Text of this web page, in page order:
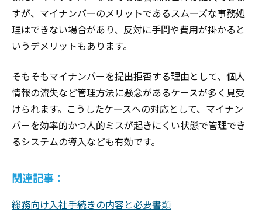
すが、マイナンバーのメリットであるスムーズな事務処
理はできない場合があり、反対に手間や費用が掛かると
いうデメリットもあります。
そもそもマイナンバーを提出拒否する理由として、個人
情報の流失など管理方法に懸念があるケースが多く見受
けられます。こうしたケースへの対応として、マイナン
バーを効率的かつ人的ミスが起きにくい状態で管理でき
るシステムの導入なども有効です。
関連記事：
総務向け入社手続きの内容と必要書類